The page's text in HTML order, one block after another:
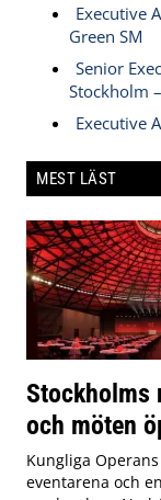
Executive
Green SM
Senior
Stockholm
Executive
MEST LÄST
Stockholms
och möten
Kungliga
eventarena och